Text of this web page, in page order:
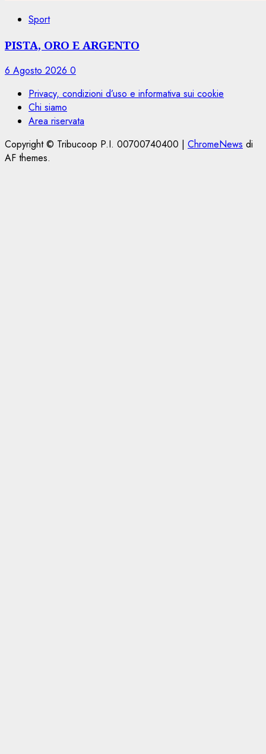
Sport
PISTA, ORO E ARGENTO
6 Agosto 2026 0
Privacy, condizioni d’uso e informativa sui cookie
Chi siamo
Area riservata
Copyright © Tribucoop P.I. 00700740400 | ChromeNews di
AF themes.